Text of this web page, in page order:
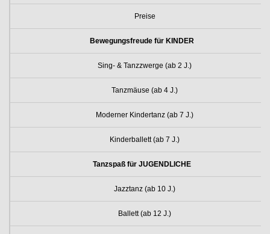
Preise
Bewegungsfreude für KINDER
Sing- & Tanzzwerge (ab 2 J.)
Tanzmäuse (ab 4 J.)
Moderner Kindertanz (ab 7 J.)
Kinderballett (ab 7 J.)
Tanzspaß für JUGENDLICHE
Jazztanz (ab 10 J.)
Ballett (ab 12 J.)